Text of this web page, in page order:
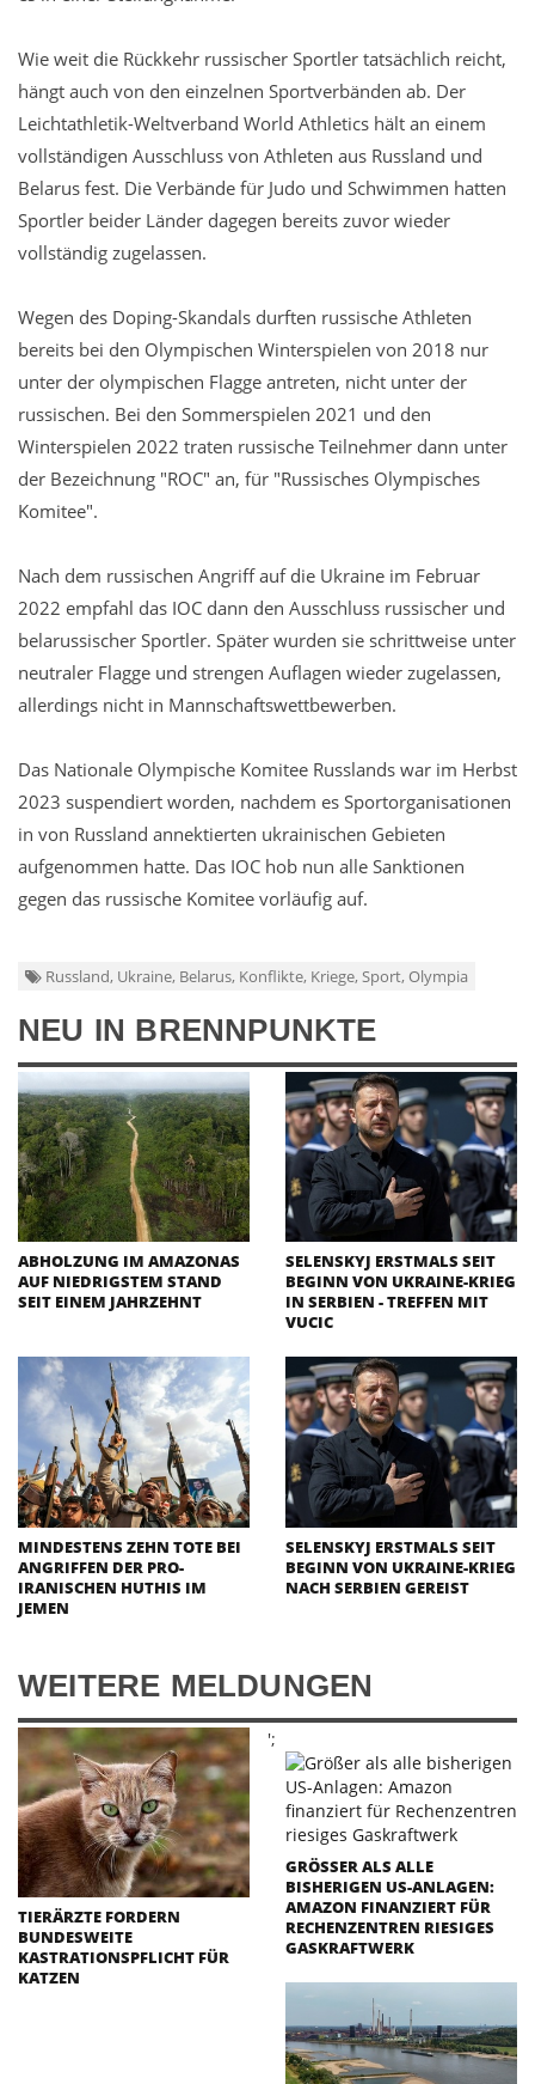
Wie weit die Rückkehr russischer Sportler tatsächlich reicht,
hängt auch von den einzelnen Sportverbänden ab. Der
Leichtathletik-Weltverband World Athletics hält an einem
vollständigen Ausschluss von Athleten aus Russland und
Belarus fest. Die Verbände für Judo und Schwimmen hatten
Sportler beider Länder dagegen bereits zuvor wieder
vollständig zugelassen.
Wegen des Doping-Skandals durften russische Athleten
bereits bei den Olympischen Winterspielen von 2018 nur
unter der olympischen Flagge antreten, nicht unter der
russischen. Bei den Sommerspielen 2021 und den
Winterspielen 2022 traten russische Teilnehmer dann unter
der Bezeichnung "ROC" an, für "Russisches Olympisches
Komitee".
Nach dem russischen Angriff auf die Ukraine im Februar
2022 empfahl das IOC dann den Ausschluss russischer und
belarussischer Sportler. Später wurden sie schrittweise unter
neutraler Flagge und strengen Auflagen wieder zugelassen,
allerdings nicht in Mannschaftswettbewerben.
Das Nationale Olympische Komitee Russlands war im Herbst
2023 suspendiert worden, nachdem es Sportorganisationen
in von Russland annektierten ukrainischen Gebieten
aufgenommen hatte. Das IOC hob nun alle Sanktionen
gegen das russische Komitee vorläufig auf.
Russland, Ukraine, Belarus, Konflikte, Kriege, Sport, Olympia
NEU IN BRENNPUNKTE
ABHOLZUNG IM AMAZONAS
AUF NIEDRIGSTEM STAND
SEIT EINEM JAHRZEHNT
SELENSKYJ ERSTMALS SEIT
BEGINN VON UKRAINE-KRIEG
IN SERBIEN - TREFFEN MIT
VUCIC
MINDESTENS ZEHN TOTE BEI
ANGRIFFEN DER PRO-
IRANISCHEN HUTHIS IM
JEMEN
SELENSKYJ ERSTMALS SEIT
BEGINN VON UKRAINE-KRIEG
NACH SERBIEN GEREIST
WEITERE MELDUNGEN
';
TIERÄRZTE FORDERN
BUNDESWEITE
KASTRATIONSPFLICHT FÜR
KATZEN
GRÖSSER ALS ALLE B
ISHERIGEN US-ANLAGEN: A
MAZON FINANZIERT FÜR R
ECHENZENTREN RIESIGES G
ASKRAFTWERK